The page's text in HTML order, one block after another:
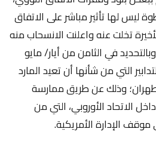
ليس لها تأثير مباشر على الاتفاق
تخلت عنه واعلنت الانسحاب منه
في الثامن من أيار/ مايو
التي من شأنها أن تعيد المارد
وذلك عن طريق ممارسة
الاتحاد الأوروبي، التي من
الإدارة الأمريكية.